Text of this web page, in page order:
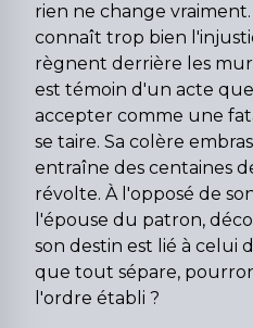
rien ne change
connaît trop bien
règnent derrière les
est témoin d'un acte
accepter comme une
se taire. Sa colère
entraîne des centaines
révolte. À l'opposé de
l'épouse du patron,
son destin est lié à celui
que tout sépare,
l'ordre établi ?